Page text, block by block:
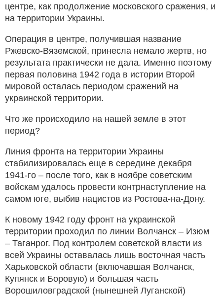
центре, как продолжение московского сражения, и
на территории Украины.
Операция в центре, получившая название
Ржевско-Вяземской, принесла немало жертв, но
результата практически не дала. Именно поэтому
первая половина 1942 года в истории Второй
мировой осталась периодом сражений на
украинской территории.
Что же происходило на нашей земле в этот
период?
Линия фронта на территории Украины
стабилизировалась еще в середине декабря
1941-го – после того, как в ноябре советским
войскам удалось провести контрнаступление на
самом юге, выбив нацистов из Ростова-на-Дону.
К новому 1942 году фронт на украинской
территории проходил по линии Волчанск – Изюм
– Таганрог. Под контролем советской власти из
всей Украины оставалась лишь восточная часть
Харьковской области (включавшая Волчанск,
Купянск и Боровую) и большая часть
Ворошиловградской (нынешней Луганской)